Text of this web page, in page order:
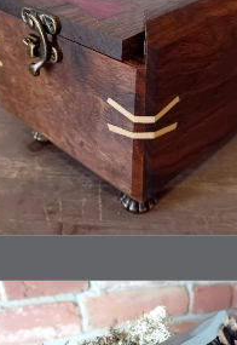
€39,00
Eine kleine, simple Schatulle
aus Nussbaum…